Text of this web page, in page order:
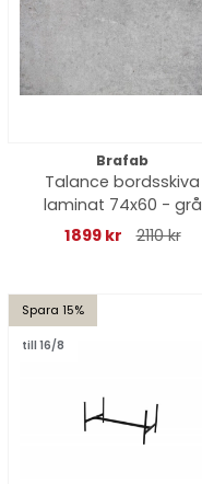
Brafab
Talance bordsskiva
laminat 74x60 - grå
betonglook
1899 kr 2110 kr
Spara 15%
till 16/8